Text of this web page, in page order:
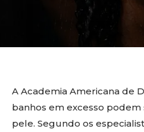
A Academia Americana de
banhos em excesso podem
pele. Segundo os